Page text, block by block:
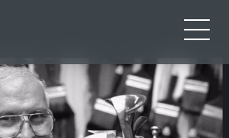
IT
EN
FR